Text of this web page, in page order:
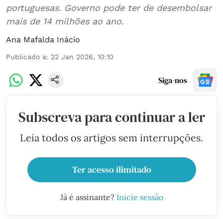
portuguesas. Governo pode ter de desembolsar
mais de 14 milhões ao ano.
Ana Mafalda Inácio
Publicado a: 22 Jan 2026, 10:10
Siga-nos
Subscreva para continuar a ler
Leia todos os artigos sem interrupções.
Ter acesso ilimitado
Já é assinante? Inicie sessão